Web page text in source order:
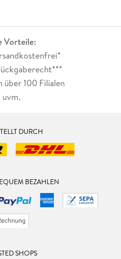
(Polit-)Thriller,
Güte. « Bonner Krimi
« Strandgut
Vorteile:
über 100 Filialen
uvm.
DURCH
BEZAHLEN
SHOPS